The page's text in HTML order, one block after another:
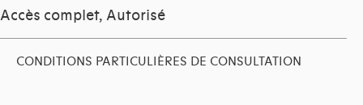
Accès complet, Autorisé
CONDITIONS PARTICULIÈRES DE CONSULTATION